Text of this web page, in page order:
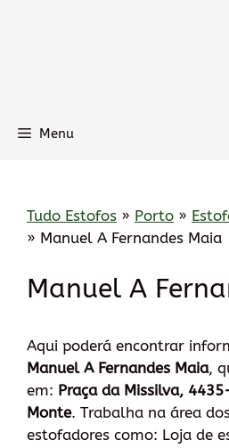
Menu
Tudo Estofos » Porto »
» Manuel A Fernandes Maia
Manuel A
Aqui poderá encontrar
Manuel A Fernandes Maia,
em: Praça da Missilva,
Monte. Trabalha na área
estofadores como: Loja de